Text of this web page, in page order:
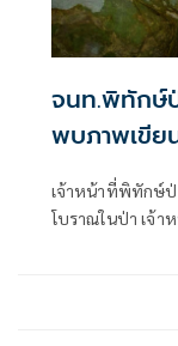
จนท.พิทักษ์
พบภาพเขีย
เจ้าหน้าที่พิทักษ์
โบราณในป่า เจ้